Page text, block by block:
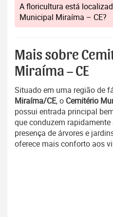
A floricultura está
Municipal Miraíma – CE?
Mais sobre
Miraíma – CE
Situado em uma região de
Miraíma/CE, o Cemitério
possui entrada principal
que conduzem
presença de árvores e
oferece mais conforto aos